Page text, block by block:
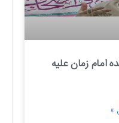
زمان علیه